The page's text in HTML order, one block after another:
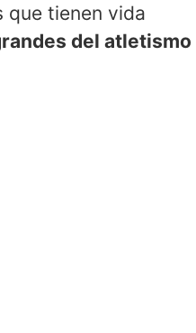
que tienen vida
del atletismo